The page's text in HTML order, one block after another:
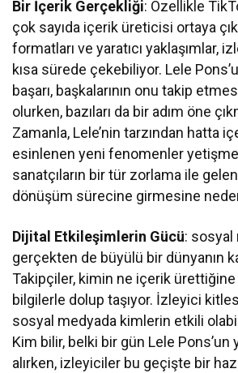
Bir İçerik Gerçekliği: Özellikle
çok sayıda içerik üreticisi ortaya
formatları ve yaratıcı yaklaşımlar,
kısa sürede çekebiliyor. Lele
başarı, başkalarının onu takip
olurken, bazıları da bir adım öne
Zamanla, Lele’nin tarzından hatta
esinlenen yeni fenomenler
sanatçıların bir tür zorlama ile
dönüşüm sürecine girmesine
Dijital Etkileşimlerin Gücü: sosyal
gerçekten de büyülü bir dünyanın
Takipçiler, kimin ne içerik ürettiğine
bilgilerle dolup taşıyor. İzleyici
sosyal medyada kimlerin etkili
Kim bilir, belki bir gün Lele Pons’un
alırken, izleyiciler bu geçişte bir